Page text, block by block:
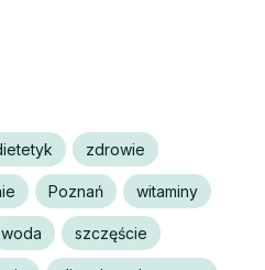
zdrowie
Poznań witaminy
woda szczęście